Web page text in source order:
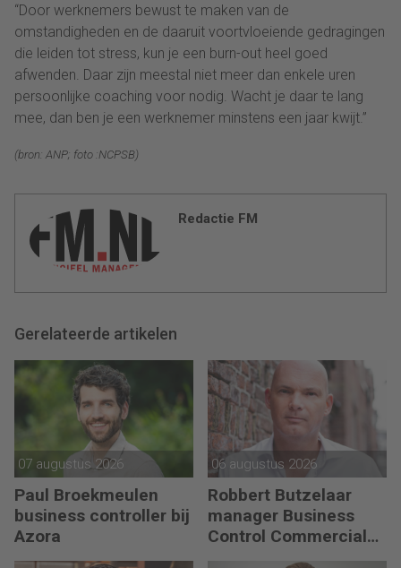
“Door werknemers bewust te maken van de
omstandigheden en de daaruit voortvloeiende gedragingen
die leiden tot stress, kun je een burn-out heel goed
afwenden. Daar zijn meestal niet meer dan enkele uren
persoonlijke coaching voor nodig. Wacht je daar te lang
mee, dan ben je een werknemer minstens een jaar kwijt.”
(bron: ANP; foto :NCPSB)
Redactie FM
Gerelateerde artikelen
07 augustus 2026
Paul Broekmeulen
business controller bij
Azora
06 augustus 2026
Robbert Butzelaar
manager Business
Control Commercial
bij PLUS Retail